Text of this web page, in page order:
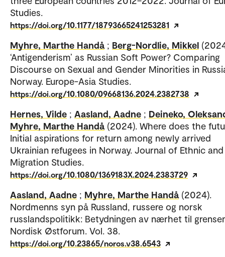
Studies.
https://doi.org/10.1177/18793665241253281
Myhre, Marthe Handå ; Berg-Nordlie, Mikkel
‘Antigenderism’ as Russian Soft Power? Comparing
Discourse on Sexual and Gender Minorities in
Norway. Europe-Asia Studies.
https://doi.org/10.1080/09668136.2024.2382738
Hernes, Vilde ; Aasland, Aadne ; Deineko,
Myhre, Marthe Handå (2024). Where does the
Initial aspirations for return among newly arrived
Ukrainian refugees in Norway. Journal of Ethnic and
Migration Studies.
https://doi.org/10.1080/1369183X.2024.2383729
Aasland, Aadne ; Myhre, Marthe Handå (2024).
Nordmenns syn på Russland, russere og norsk
russlandspolitikk: Betydningen av nærhet til
Nordisk Østforum. Vol. 38.
https://doi.org/10.23865/noros.v38.6543